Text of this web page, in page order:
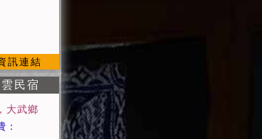
訊連結
民宿
大武鄉
：